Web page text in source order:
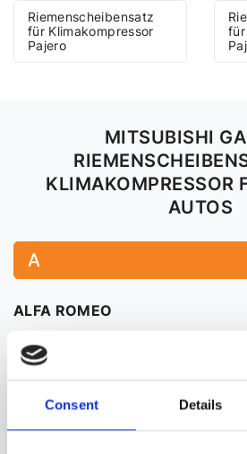
Consent Details
Riemenscheibensatz
für Klimakompressor
Pajero
für
MITSUBISHI
KLIMAKOMPRESSOR
AUTOS
A
ALFA ROMEO
159